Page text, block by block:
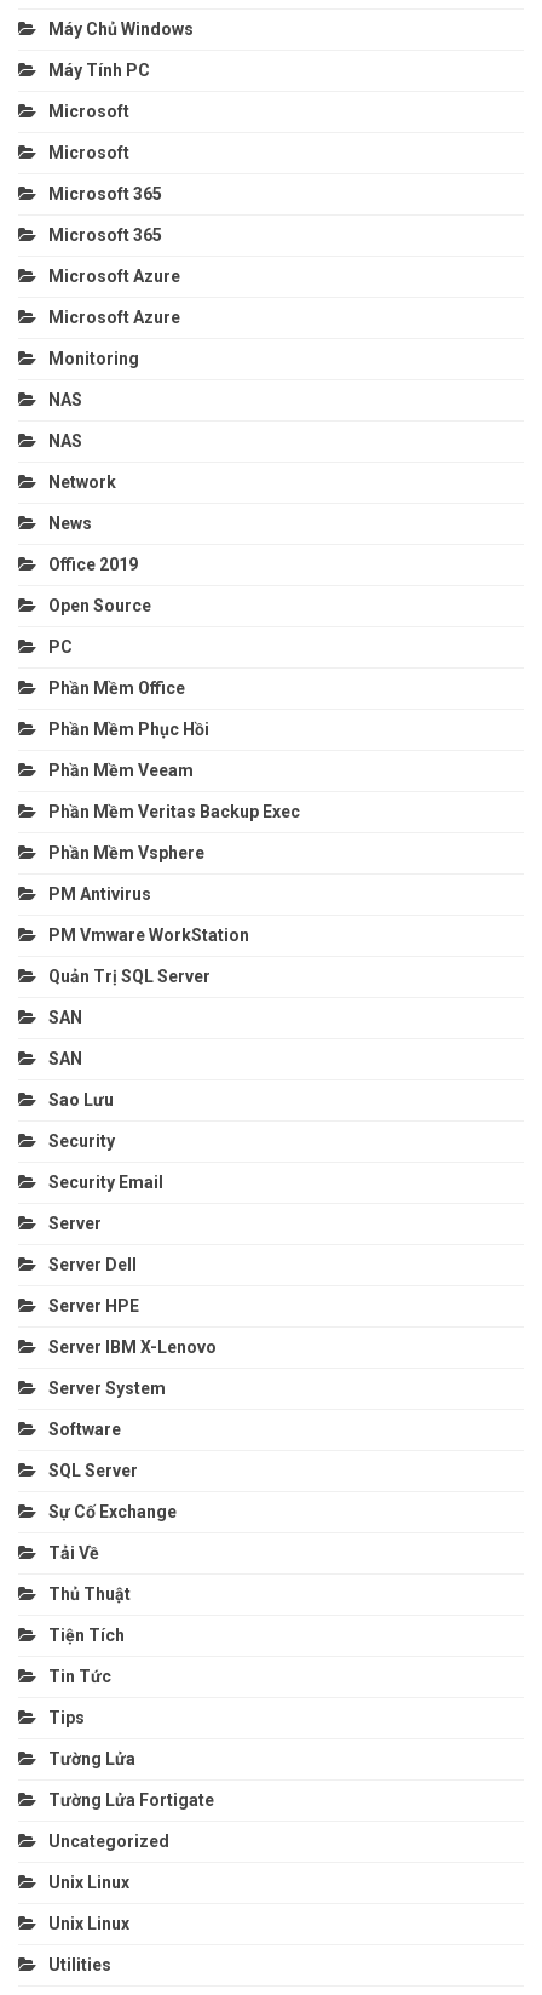
Máy Chủ Windows
Máy Tính PC
Microsoft
Microsoft
Microsoft 365
Microsoft 365
Microsoft Azure
Microsoft Azure
Monitoring
NAS
NAS
Network
News
Office 2019
Open Source
PC
Phần Mềm Office
Phần Mềm Phục Hồi
Phần Mềm Veeam
Phần Mềm Veritas Backup Exec
Phần Mềm Vsphere
PM Antivirus
PM Vmware WorkStation
Quản Trị SQL Server
SAN
SAN
Sao Lưu
Security
Security Email
Server
Server Dell
Server HPE
Server IBM X-Lenovo
Server System
Software
SQL Server
Sự Cố Exchange
Tải Về
Thủ Thuật
Tiện Tích
Tin Tức
Tips
Tường Lửa
Tường Lửa Fortigate
Uncategorized
Unix Linux
Unix Linux
Utilities